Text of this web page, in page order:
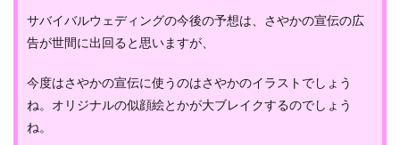
サバイバルウェディングの今後の予想は、さやかの宣伝の広
告が世間に出回ると思いますが、
今度はさやかの宣伝に使うのはさやかのイラストでしょう
ね。オリジナルの似顔絵とかが大ブレイクするのでしょう
ね。